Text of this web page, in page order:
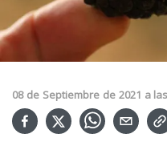
08 de Septiembre de 2021 a las